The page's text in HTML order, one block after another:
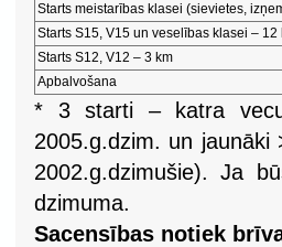
Starts meistarības klasei (sievietes,
Starts S15, V15 un veselības klasei – 12
Starts S12, V12 – 3 km
Apbalvošana
* 3 starti – katra
2005.g.dzim. un
2002.g.dzimušie). Ja
dzimuma.
Sacensības notiek